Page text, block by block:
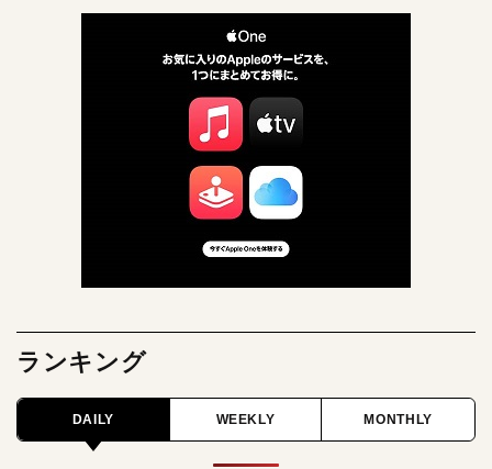
ランキング
DAILY WEEKLY MONTHLY